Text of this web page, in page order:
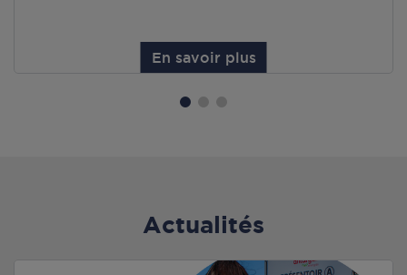
En savoir plus
Actualités